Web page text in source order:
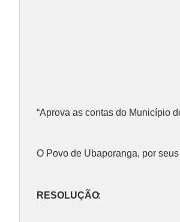
“Aprova as contas do Município
O Povo de Ubaporanga, por
RESOLUÇÃO: